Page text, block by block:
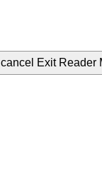
cancel Exit Reader